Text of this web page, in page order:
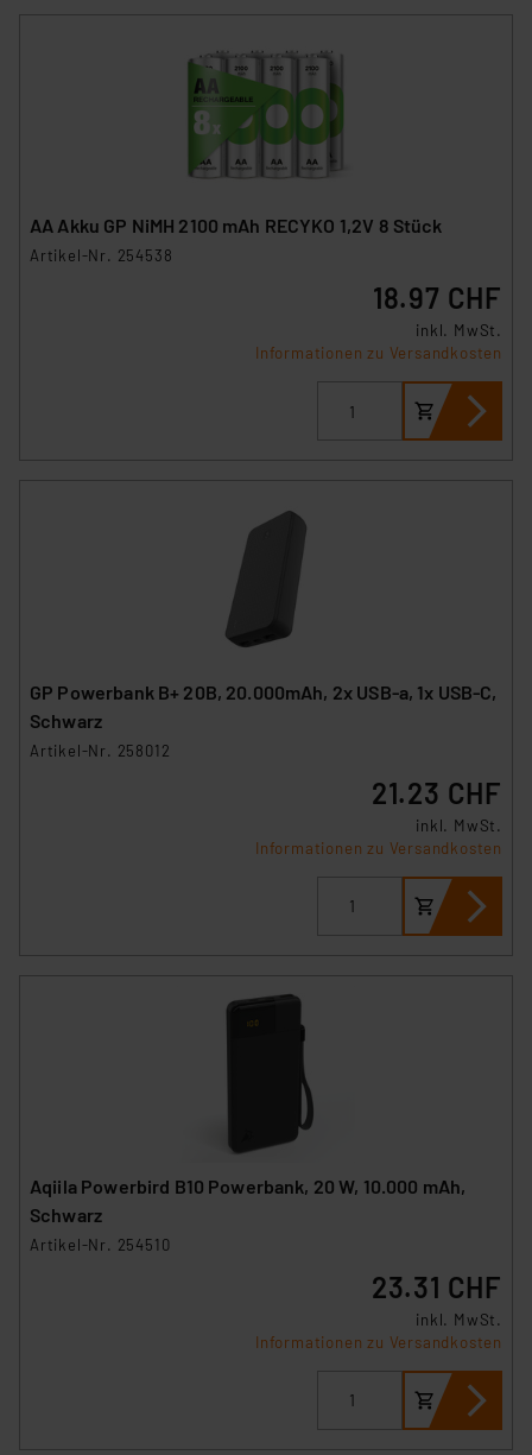
AA Akku GP NiMH 2100 mAh RECYKO 1,2V 8 Stück
Artikel-Nr. 254538
18.97 CHF
inkl. MwSt.
Informationen zu Versandkosten
GP Powerbank B+ 20B, 20.000mAh, 2x USB-a, 1x USB-C,
Schwarz
Artikel-Nr. 258012
21.23 CHF
inkl. MwSt.
Informationen zu Versandkosten
Aqiila Powerbird B10 Powerbank, 20 W, 10.000 mAh,
Schwarz
Artikel-Nr. 254510
23.31 CHF
inkl. MwSt.
Informationen zu Versandkosten